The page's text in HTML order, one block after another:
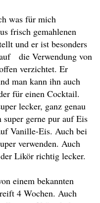
was für mich
frisch gemahlenen
und er ist besonders
die Verwendung von
verzichtet. Er
man kann ihn auch
für einen Cocktail.
lecker, ganz genau
gerne pur auf Eis
Vanille-Eis. Auch bei
verwenden. Auch
Likör richtig lecker.
einem bekannten
4 Wochen. Auch